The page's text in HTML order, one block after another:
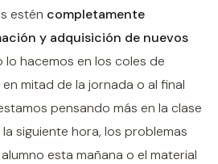
estén completamente
y adquisición de nuevos
lo hacemos en los coles de
mitad de la jornada o al final
pensando más en la clase
siguiente hora, los problemas
esta mañana o el material